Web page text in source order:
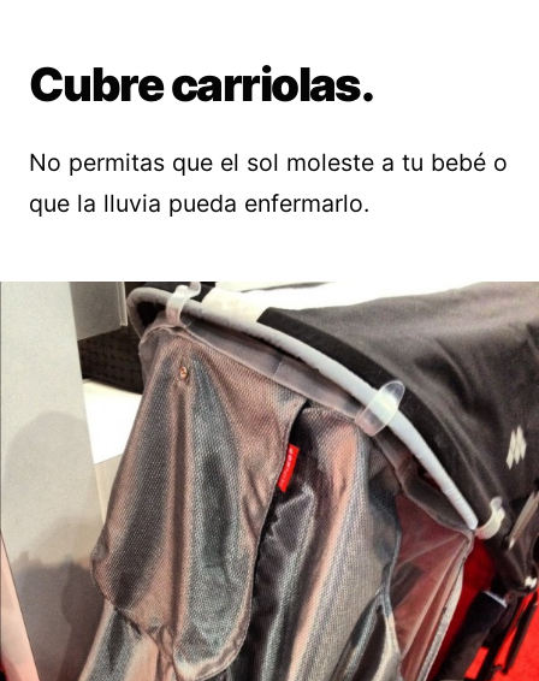
Cubre carriolas.
No permitas que el sol moleste a tu bebé o
que la lluvia pueda enfermarlo.